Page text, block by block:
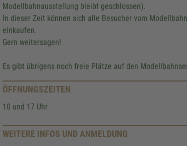
Modellbahnausstellung bleibt geschlossen).
In dieser Zeit können sich alle Besucher vom
einkaufen.
Gern weitersagen!
Es gibt übrigens noch freie Plätze auf den
ÖFFNUNGSZEITEN
10 und 17 Uhr
WEITERE INFOS UND ANMELDUNG